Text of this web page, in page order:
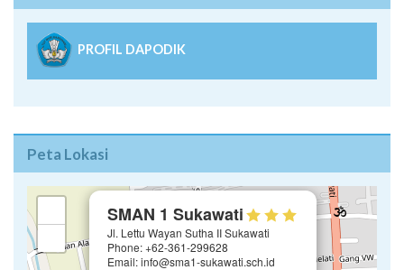
PROFIL DAPODIK
Peta Lokasi
SMAN 1 Sukawati
Jl. Lettu Wayan Sutha II Sukawati
Phone: +62-361-299628
Email: info@sma1-sukawati.sch.id